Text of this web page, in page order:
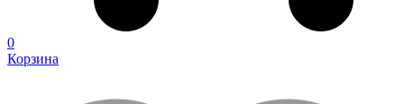
0
Корзина